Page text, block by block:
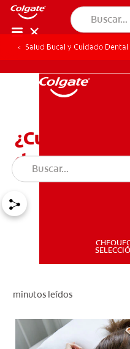
Salud Bucal y Cuidado
¿Cuándo
dentición en
minutos leídos